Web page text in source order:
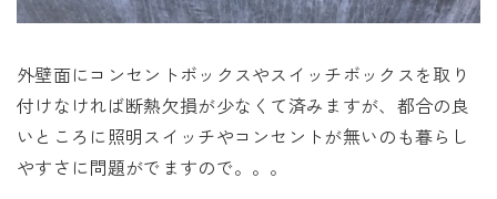
外壁面にコンセントボックスやスイッチボックスを取り
付けなければ断熱欠損が少なくて済みますが、都合の良
いところに照明スイッチやコンセントが無いのも暮らし
やすさに問題がでますので。。。